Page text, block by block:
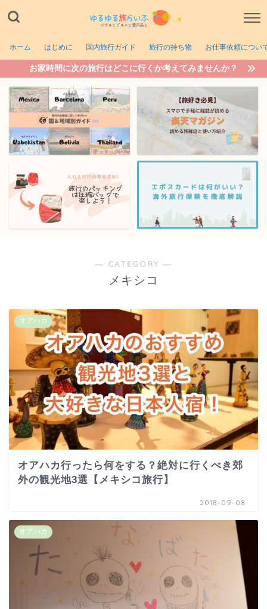
ホーム はじめに 国内旅行ガイド 旅行の持ち物 お仕事依頼につい
お家時間に次の旅行はどこに行くか考えてみませんか？
― CATEGORY ―
メキシコ
オアハカ
オアハカ行ったら何をする？絶対に行くべき郊
外の観光地3選【メキシコ旅行】
2018-09-08
オアハカ